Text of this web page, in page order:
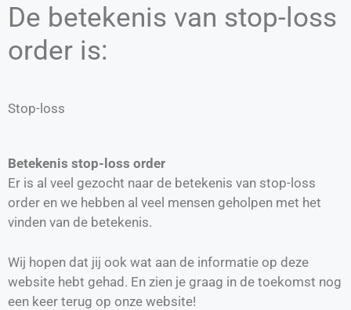
De betekenis van stop-loss
order is:
Stop-loss
Betekenis stop-loss order
Er is al veel gezocht naar de betekenis van stop-loss
order en we hebben al veel mensen geholpen met het
vinden van de betekenis.
Wij hopen dat jij ook wat aan de informatie op deze
website hebt gehad. En zien je graag in de toekomst nog
een keer terug op onze website!